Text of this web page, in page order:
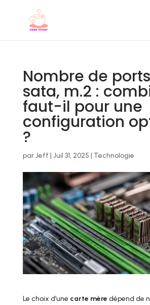
Nombre de
sata, m.2 :
faut-il pour une
configuration
?
parJeff | Juil 31, 2025 | Technologie
Le choix d’une carte mère dépend de